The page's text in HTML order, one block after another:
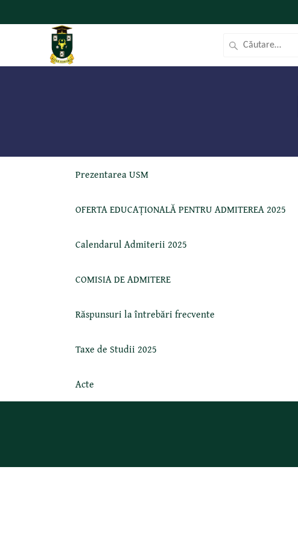
Prezentarea USM
OFERTA EDUCAȚIONALĂ PENTRU ADMITEREA 2025
Calendarul Admiterii 2025
COMISIA DE ADMITERE
Răspunsuri la întrebări frecvente
Taxe de Studii 2025
Acte